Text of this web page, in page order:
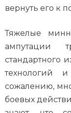
вернуть его к
Тяжелые
ампутации
стандартного
технологий
сожалению,
боевых